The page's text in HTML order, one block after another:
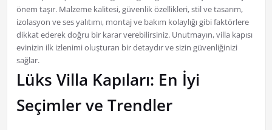
önem taşır. Malzeme kalitesi, güvenlik özellikleri, stil ve tasarım,
izolasyon ve ses yalıtımı, montaj ve bakım kolaylığı gibi faktörlere
dikkat ederek doğru bir karar verebilirsiniz. Unutmayın, villa kapısı
evinizin ilk izlenimi oluşturan bir detaydır ve sizin güvenliğinizi
sağlar.
Lüks Villa Kapıları: En İyi
Seçimler ve Trendler